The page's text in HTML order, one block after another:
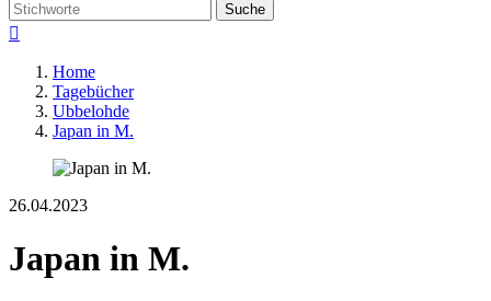
Suche

Home
Tagebücher
Ubbelohde
Japan in M.
26.04.2023
Japan in M.